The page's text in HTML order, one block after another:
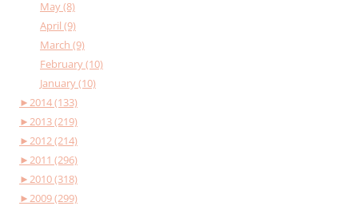
May (8)
April (9)
March (9)
February (10)
January (10)
►2014 (133)
►2013 (219)
►2012 (214)
►2011 (296)
►2010 (318)
►2009 (299)